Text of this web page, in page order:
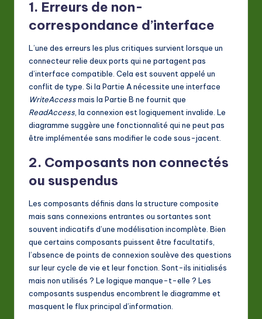
1. Erreurs de non-
correspondance d’interface
L’une des erreurs les plus critiques survient lorsque un
connecteur relie deux ports qui ne partagent pas
d’interface compatible. Cela est souvent appelé un
conflit de type. Si la Partie A nécessite une interface
WriteAccessmais la Partie B ne fournit que
ReadAccess, la connexion est logiquement invalide. Le
diagramme suggère une fonctionnalité qui ne peut pas
être implémentée sans modifier le code sous-jacent.
2. Composants non connectés
ou suspendus
Les composants définis dans la structure composite
mais sans connexions entrantes ou sortantes sont
souvent indicatifs d’une modélisation incomplète. Bien
que certains composants puissent être facultatifs,
l’absence de points de connexion soulève des questions
sur leur cycle de vie et leur fonction. Sont-ils initialisés
mais non utilisés ? Le logique manque-t-elle ? Les
composants suspendus encombrent le diagramme et
masquent le flux principal d’information.